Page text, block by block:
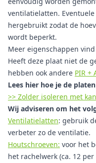
ventilatielatten.
hergebruikt zodat de
wordt beperkt.
Meer eigenschappen vind
Heeft deze plaat niet de
hebben ook andere PIR +
Lees hier hoe je de
>> Zolder isoleren met
Wij adviseren om het
Ventilatielatten: gebruik
verbeter zo de ventilatie.
Houtschroeven: voor het
het rachelwerk (ca. 12